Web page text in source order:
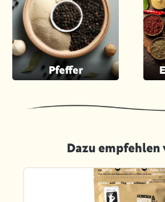
Pfeffer
Dazu empfehlen
Produktgalerie überspringen